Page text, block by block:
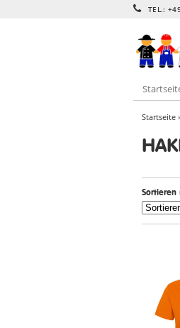
TEL.:
Startseite
Sortieren